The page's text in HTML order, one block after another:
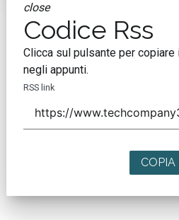
close
Codice Rss
Clicca sul pulsante per copiare
negli appunti.
RSS link